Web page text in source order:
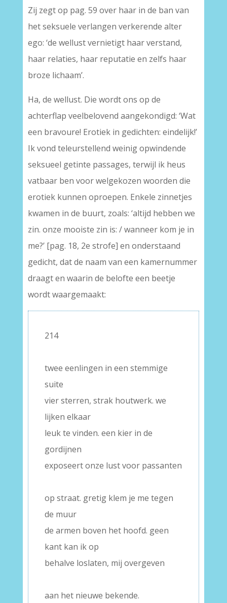
Zij zegt op pag. 59 over haar in de ban van
het seksuele verlangen verkerende alter
ego: ‘de wellust vernietigt haar verstand,
haar relaties, haar reputatie en zelfs haar
broze lichaam’.
Ha, de wellust. Die wordt ons op de
achterflap veelbelovend aangekondigd: ‘Wat
een bravoure! Erotiek in gedichten: eindelijk!’
Ik vond teleurstellend weinig opwindende
seksueel getinte passages, terwijl ik heus
vatbaar ben voor welgekozen woorden die
erotiek kunnen oproepen. Enkele zinnetjes
kwamen in de buurt, zoals: ‘altijd hebben we
zin. onze mooiste zin is: / wanneer kom je in
me?’ [pag. 18, 2e strofe] en onderstaand
gedicht, dat de naam van een kamernummer
draagt en waarin de belofte een beetje
wordt waargemaakt:
214
twee eenlingen in een stemmige
suite
vier sterren, strak houtwerk. we
lijken elkaar
leuk te vinden. een kier in de
gordijnen
exposeert onze lust voor passanten
op straat. gretig klem je me tegen
de muur
de armen boven het hoofd. geen
kant kan ik op
behalve loslaten, mij overgeven
aan het nieuwe bekende.